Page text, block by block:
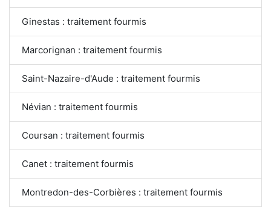
Ginestas : traitement fourmis
Marcorignan : traitement fourmis
Saint-Nazaire-d'Aude : traitement fourmis
Névian : traitement fourmis
Coursan : traitement fourmis
Canet : traitement fourmis
Montredon-des-Corbières : traitement fourmis